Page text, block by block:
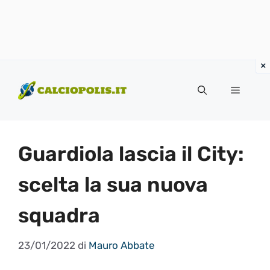
contenuto
Menu
Guardiola lascia il City:
scelta la sua nuova
squadra
23/01/2022 di Mauro Abbate